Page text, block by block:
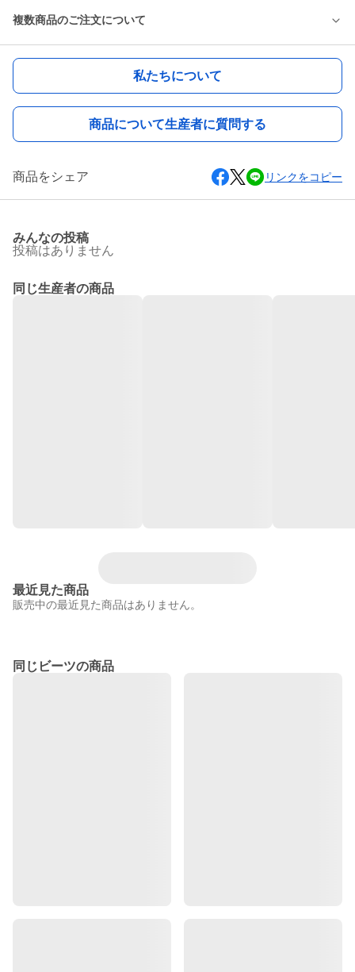
複数商品のご注文について
私たちについて
商品について生産者に質問する
商品をシェア リンクをコピー
みんなの投稿
投稿はありません
同じ生産者の商品
最近見た商品
販売中の最近見た商品はありません。
同じビーツの商品